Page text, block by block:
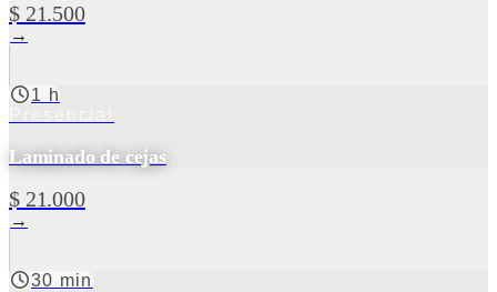
$ 21.500
→
1 h
Laminado de cejas
$ 21.000
→
30 min